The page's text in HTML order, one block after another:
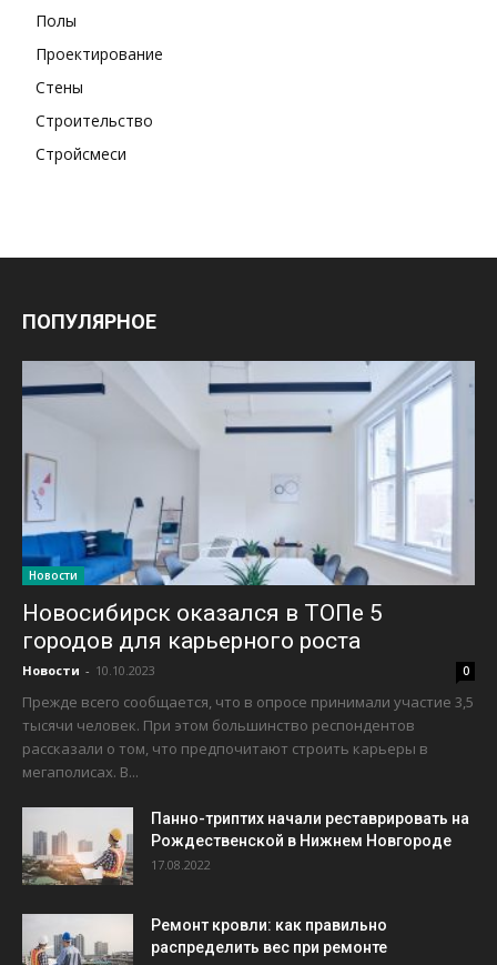
Полы
Проектирование
Стены
Строительство
Стройсмеси
ПОПУЛЯРНОЕ
Новости
Новосибирск оказался в ТОПе 5
городов для карьерного роста
Новости - 10.10.2023 0
Прежде всего сообщается, что в опросе принимали участие 3,5
тысячи человек. При этом большинство респондентов
рассказали о том, что предпочитают строить карьеры в
мегаполисах. В...
Панно-триптих начали реставрировать на
Рождественской в Нижнем Новгороде
17.08.2022
Ремонт кровли: как правильно
распределить вес при ремонте